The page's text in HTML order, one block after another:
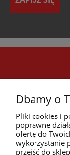
Dbamy o
Pliki cookies i
poprawne
ofertę do
wykorzystanie
przejść do